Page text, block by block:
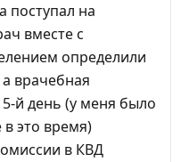
на
вместе с
определили
врачебная
й день (у меня было
это время)
в КВД